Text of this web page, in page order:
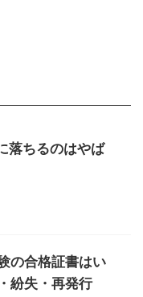
落ちるのはやば
の合格証書はい
紛失・再発行